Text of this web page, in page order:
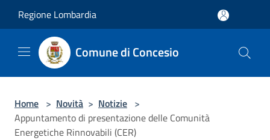
Regione Lombardia
Comune di Concesio
Home > Novità > Notizie >
Appuntamento di presentazione delle Comunità
Energetiche Rinnovabili (CER)